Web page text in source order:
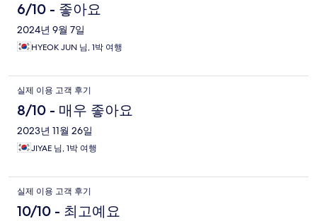
6/10 - 좋아요
2024년 9월 7일
HYEOK JUN 님, 1박 여행
실제 이용 고객 후기
8/10 - 매우 좋아요
2023년 11월 26일
JIYAE 님, 1박 여행
실제 이용 고객 후기
10/10 - 최고예요